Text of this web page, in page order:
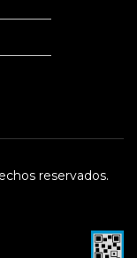
reservados.